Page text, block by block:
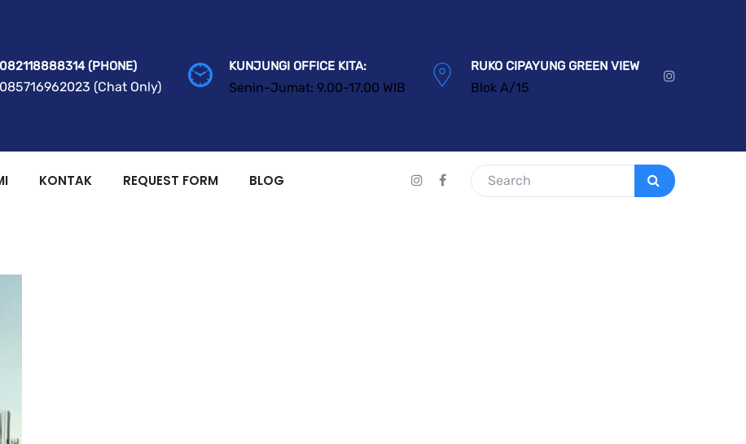
082118888314 (PHONE)
085716962023 (Chat Only)
KUNJUNGI OFFICE KITA:
Senin-Jumat: 9.00-17.00 WIB
RUKO CIPAYUNG GREEN VIEW
Blok A/15
KONTAK REQUEST FORM BLOG